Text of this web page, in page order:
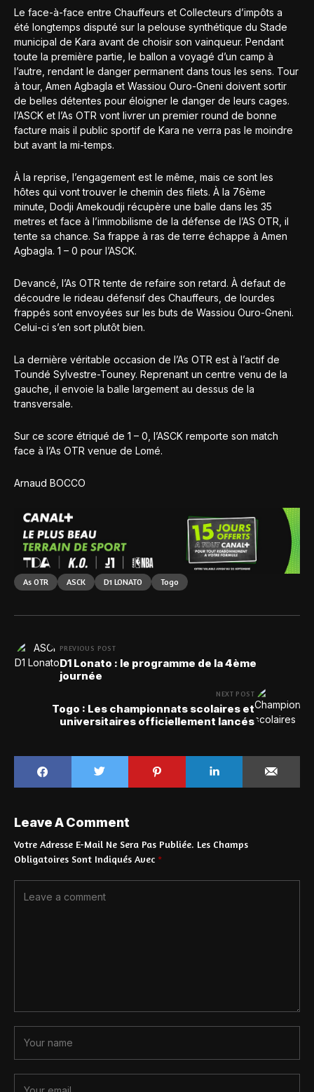
Le face-à-face entre Chauffeurs et Collecteurs d’impôts a
été longtemps disputé sur la pelouse synthétique du Stade
municipal de Kara avant de choisir son vainqueur. Pendant
toute la première partie, le ballon a voyagé d’un camp à
l’autre, rendant le danger permanent dans tous les sens. Tour
à tour, Amen Agbagla et Wassiou Ouro-Gneni doivent sortir
de belles détentes pour éloigner le danger de leurs cages.
l’ASCK et l’As OTR vont livrer un premier round de bonne
facture mais il public sportif de Kara ne verra pas le moindre
but avant la mi-temps.
À la reprise, l’engagement est le même, mais ce sont les
hôtes qui vont trouver le chemin des filets. À la 76ème
minute, Dodji Amekoudji récupère une balle dans les 35
metres et face à l’immobilisme de la défense de l’AS OTR, il
tente sa chance. Sa frappe à ras de terre échappe à Amen
Agbagla. 1 – 0 pour l’ASCK.
Devancé, l’As OTR tente de refaire son retard. À defaut de
découdre le rideau défensif des Chauffeurs, de lourdes
frappés sont envoyées sur les buts de Wassiou Ouro-Gneni.
Celui-ci s’en sort plutôt bien.
La dernière véritable occasion de l’As OTR est à l’actif de
Toundé Sylvestre-Touney. Reprenant un centre venu de la
gauche, il envoie la balle largement au dessus de la
transversale.
Sur ce score étriqué de 1 – 0, l’ASCK remporte son match
face à l’As OTR venue de Lomé.
Arnaud BOCCO
As OTR ASCK D1 LONATO Togo
PREVIOUS POST
D1 Lonato : le programme de la 4ème
journée
NEXT POST
Togo : Les championnats scolaires et
universitaires officiellement lancés
Leave A Comment
Votre Adresse E-Mail Ne Sera Pas Publiée. Les Champs
Obligatoires Sont Indiqués Avec *